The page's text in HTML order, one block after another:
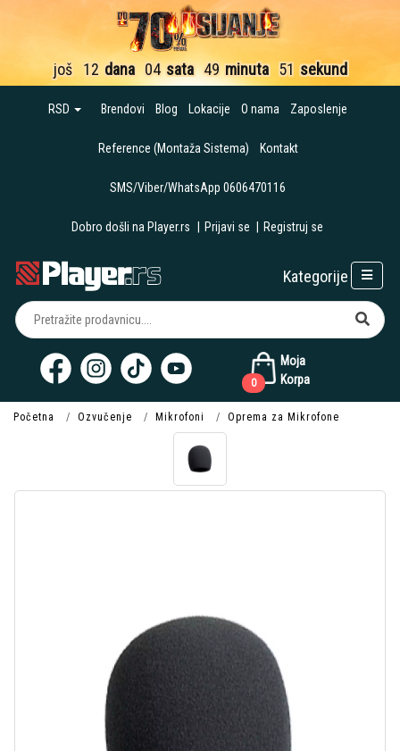
još 12 dana 04 sata 49 minuta 50 sekundi
RSD Brendovi Blog Lokacije O nama Zaposlenje
Reference (Montaža Sistema) Kontakt
SMS/Viber/WhatsApp 0606470116
Dobro došli na Player.rs Prijavi se Registruj se
Moja
Korpa
0
Kategorije
Početna Ozvučenje Mikrofoni Oprema za Mikrofone